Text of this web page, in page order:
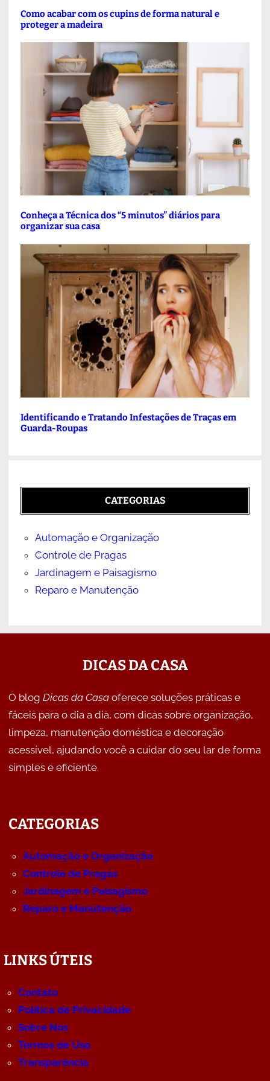
Como acabar com os cupins de forma natural e
proteger a madeira
Conheça a Técnica dos “5 minutos” diários para
organizar sua casa
Identificando e Tratando Infestações de Traças em
Guarda-Roupas
CATEGORIAS
Automação e Organização
Controle de Pragas
Jardinagem e Paisagismo
Reparo e Manutenção
DICAS DA CASA
O blog Dicas da Casaoferece soluções práticas e
fáceis para o dia a dia, com dicas sobre organização,
limpeza, manutenção doméstica e decoração
acessível, ajudando você a cuidar do seu lar de forma
simples e eficiente.
CATEGORIAS
Automação e Organização
Controle de Pragas
Jardinagem e Paisagismo
Reparo e Manutenção
LINKS ÚTEIS
Contato
Política de Privacidade
Sobre Nós
Termos de Uso
Transparência